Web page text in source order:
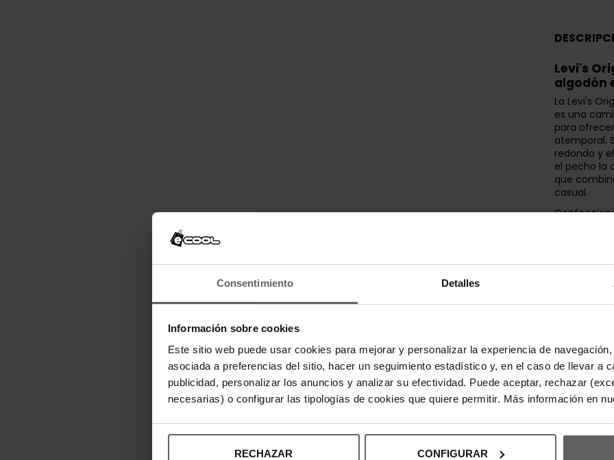
Consentimiento Detalles
Información sobre cookies
Este sitio web puede usar cookies para mejorar y personalizar la experiencia de
asociada a preferencias del sitio, hacer un seguimiento estadístico y, en el caso de llevar a
publicidad, personalizar los anuncios y analizar su efectividad. Puede aceptar, rechazar
necesarias) o configurar las tipologías de cookies que quiere permitir. Más información en
RECHAZAR CONFIGURAR
Levi's
algodón
La Levi's
es una
para
atemporal.
redondo y
el pecho la
que
casual.
tacto
una gran
diseño
mantiene la
siendo una
cualquier
Perfecta
minimalista
cualquier
acabados
cómoda y
La Levi's
fondo de
sencillo, la